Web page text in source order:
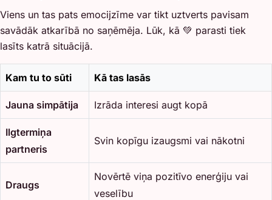
Viens un tas pats emocijzīme var tikt uztverts pavisam
savādāk atkarībā no saņēmēja. Lūk, kā 💚 parasti tiek
lasīts katrā situācijā.
Kam tu to sūti Kā tas lasās
Jauna simpātija Izrāda interesi augt kopā
Ilgtermiņa
partneris
Svin kopīgu izaugsmi vai nākotni
Draugs
Novērtē viņa pozitīvo enerģiju vai
veselību